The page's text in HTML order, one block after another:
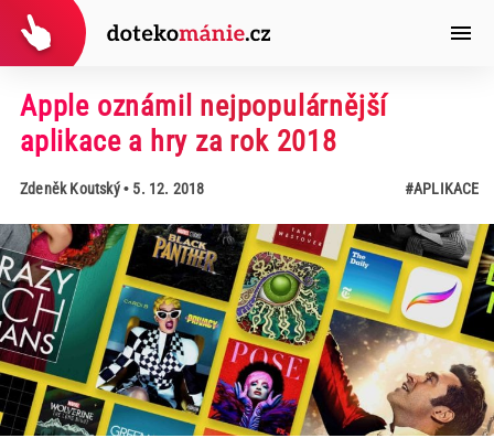
Apple oznámil nejpopulárnější
aplikace a hry za rok 2018
Zdeněk Koutský• 5. 12. 2018 #APLIKACE